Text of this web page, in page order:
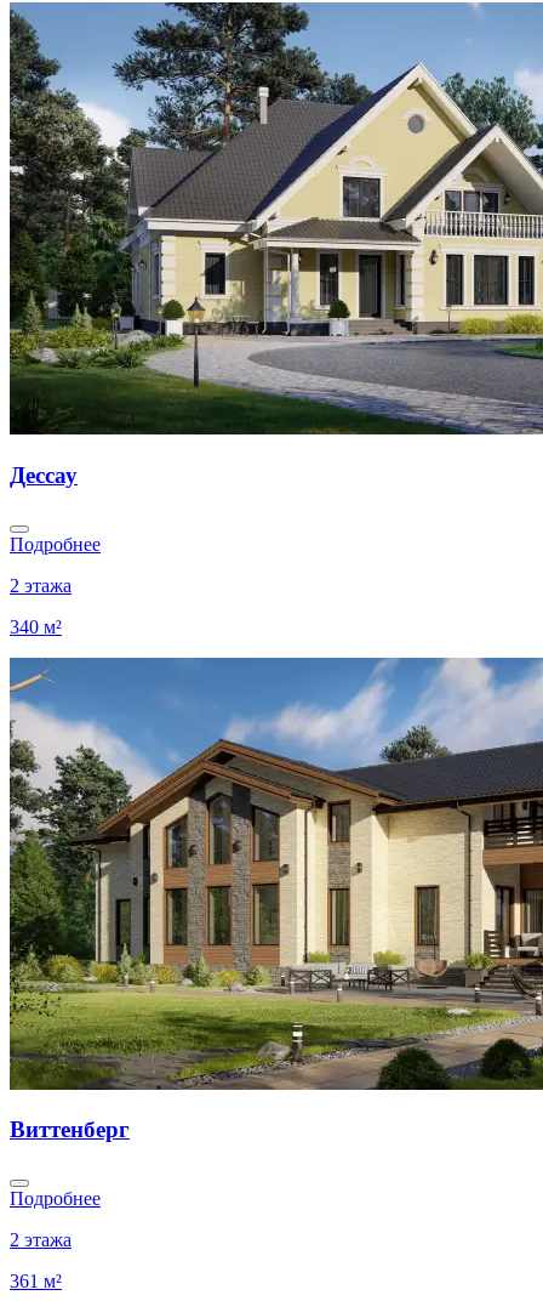
Дессау
Подробнее
2 этажа
340 м²
Виттенберг
Подробнее
2 этажа
361 м²